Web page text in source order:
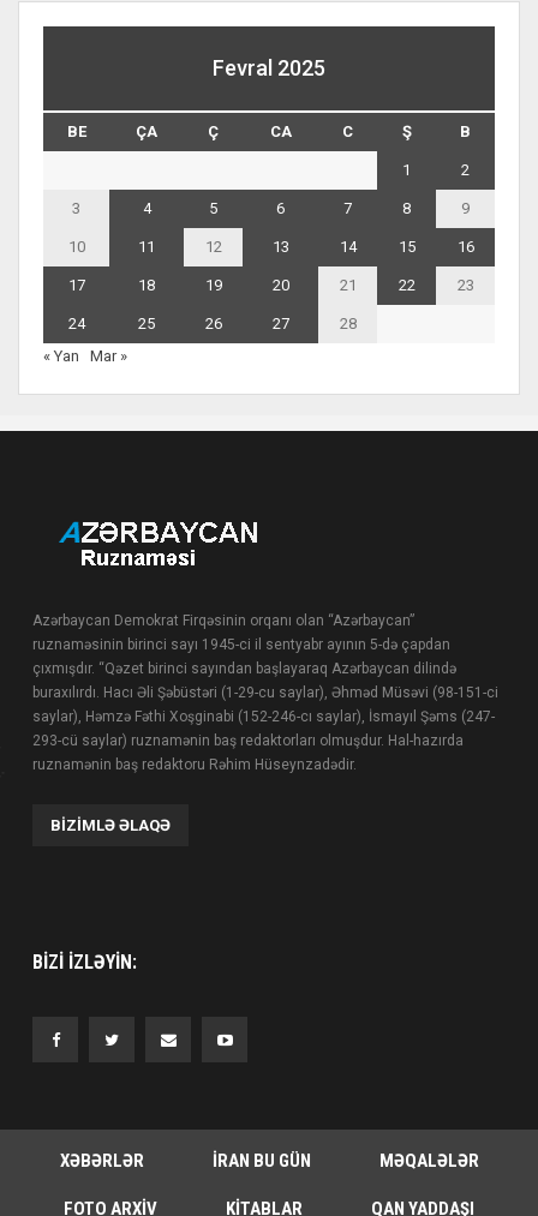
Fevral 2025
BE ÇA Ç CA C Ş B
1 2
3 4 5 6 7 8 9
10 11 12 13 14 15 16
17 18 19 20 21 22 23
24 25 26 27
28
« Yan
Mar »
Azərbaycan Demokrat Firqəsinin orqanı olan “Azərbaycan”
ruznaməsinin birinci sayı 1945-ci il sentyabr ayının 5-də çapdan
çıxmışdır. “Qəzet birinci sayından başlayaraq Azərbaycan dilində
buraxılırdı. Hacı Əli Şəbüstəri (1-29-cu saylar), Əhməd Müsəvi (98-151-ci
saylar), Həmzə Fəthi Xoşginabi (152-246-cı saylar), İsmayıl Şəms (247-
293-cü saylar) ruznamənin baş redaktorları olmuşdur. Hal-hazırda
ruznamənin baş redaktoru Rəhim Hüseynzadədir.
BIZIMLƏ ƏLAQƏ
BIZI IZLƏYIN:
XƏBƏRLƏR İRAN BU GÜN MƏQALƏLƏR
FOTO ARXIV KITABLAR QAN YADDAŞI